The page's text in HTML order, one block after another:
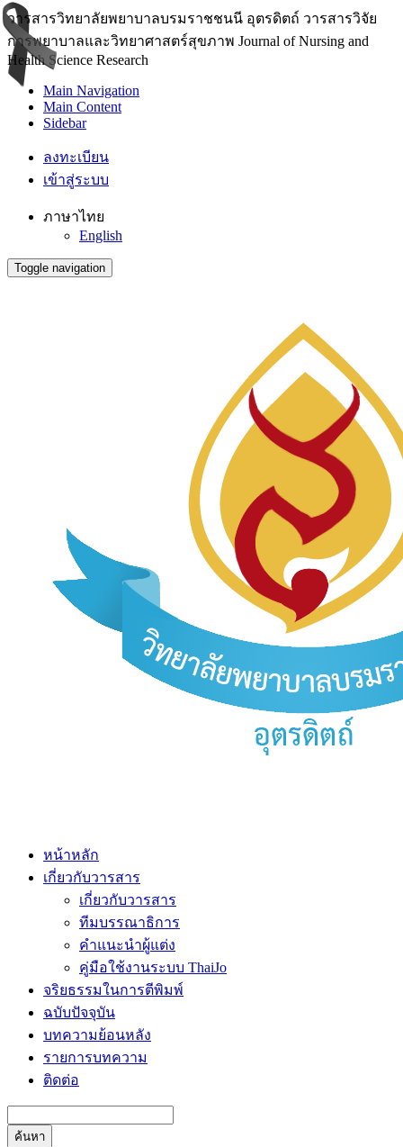
วารสารวิทยาลัยพยาบาลบรมราชชนนี อุตรดิตถ์ วารสารวิจัย
การพยาบาลและวิทยาศาสตร์สุขภาพ Journal of Nursing and
Health Science Research
Main Navigation
Main Content
Sidebar
ลงทะเบียน
เข้าสู่ระบบ
ภาษาไทย
English
Toggle navigation
หน้าหลัก
เกี่ยวกับวารสาร
เกี่ยวกับวารสาร
ทีมบรรณาธิการ
คำแนะนำผู้แต่ง
คู่มือใช้งานระบบ ThaiJo
จริยธรรมในการตีพิมพ์
ฉบับปัจจุบัน
บทความย้อนหลัง
รายการบทความ
ติดต่อ
ค้นหา